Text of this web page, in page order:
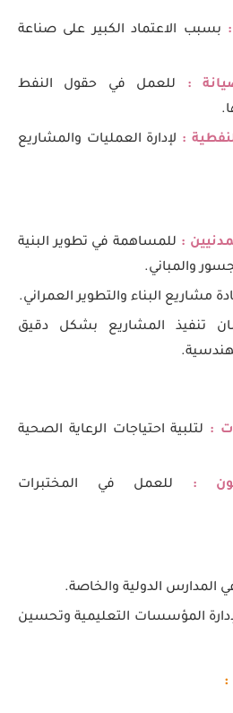
بسبب الاعتماد الكبير على صناعة
: للعمل في حقول النفط
: لإدارة العمليات والمشاريع
: للمساهمة في تطوير البنية
والمباني.
مشاريع البناء والتطوير العمراني.
تنفيذ المشاريع بشكل دقيق
: لتلبية احتياجات الرعاية الصحية
:
للعمل في المختبرات
المدارس الدولية والخاصة.
المؤسسات التعليمية وتحسين
: